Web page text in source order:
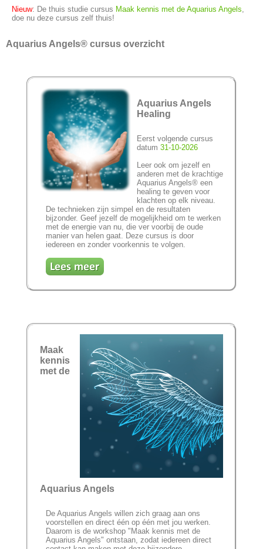
Nieuw: De thuis studie cursus Maak kennis met de Aquarius Angels,
doe nu deze cursus zelf thuis!
Aquarius Angels® cursus overzicht
Aquarius Angels
Healing
Eerst volgende cursus
datum 31-10-2026
Leer ook om jezelf en
anderen met de krachtige
Aquarius Angels® een
healing te geven voor
klachten op elk niveau.
De technieken zijn simpel en de resultaten
bijzonder. Geef jezelf de mogelijkheid om te werken
met de energie van nu, die ver voorbij de oude
manier van helen gaat. Deze cursus is door
iedereen en zonder voorkennis te volgen.
Maak
kennis
met de
Aquarius Angels
De Aquarius Angels willen zich graag aan ons
voorstellen en direct één op één met jou werken.
Daarom is de workshop "Maak kennis met de
Aquarius Angels" ontstaan, zodat iedereen direct